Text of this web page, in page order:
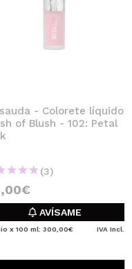
- Colorete líquido
of Blush - 102: Petal
(3)
AVÍSAME
x 100 ml: 300,00€ IVA Incl.